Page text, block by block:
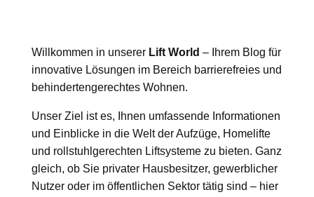
Willkommen in unserer Lift World – Ihrem Blog für
innovative Lösungen im Bereich barrierefreies und
behindertengerechtes Wohnen.
Unser Ziel ist es, Ihnen umfassende Informationen
und Einblicke in die Welt der Aufzüge, Homelifte
und rollstuhlgerechten Liftsysteme zu bieten. Ganz
gleich, ob Sie privater Hausbesitzer, gewerblicher
Nutzer oder im öffentlichen Sektor tätig sind – hier